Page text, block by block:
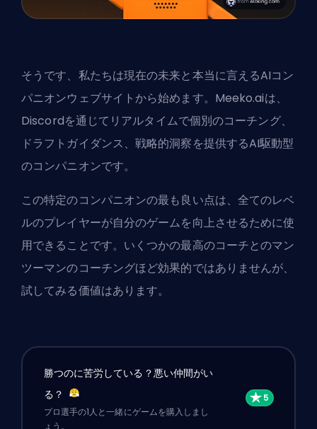
そうです、私たちは現在の未来と本当に言えるAIコン
パニオンウェブサイトから始めます。 Meeko.aiは、
Discordを通じてリアルタイムで個別のコーチング、
ドラフトガイダンス、戦略的洞察を提供するAI駆動型
のコンパニオンです。
この特定のコンパニオンの最も良い点は、全てのレベ
ルのプレイヤーが自分のゲームを向上させるために使
用できることです。いくつかの最高のコーチとのマン
ツーマンのコーチングほど効果的ではありませんが、
試してみる価値はあります。
勝つのに苦労している？悪い仲間がい
る？
プロ選手の1人と一緒にゲームを購入しまし
ょう。